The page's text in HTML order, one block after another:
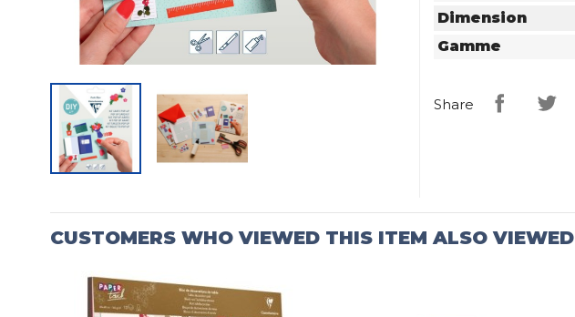
Dimension
Gamme
Share
CUSTOMERS WHO VIEWED THIS ITEM ALSO VIEWED